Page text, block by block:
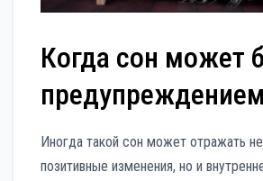
Когда сон может
предупреждением
Иногда такой сон может отражать
позитивные изменения, но и